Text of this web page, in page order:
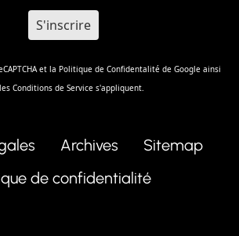
et la Politique de Confidentalité de Google ainsi
Conditions de Service s'appliquent.
Archives
Sitemap
de confidentialité